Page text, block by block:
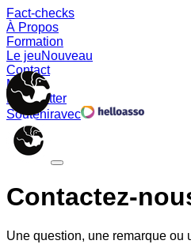
Fact-checks
À Propos
Formation
Le jeuNouveau
Contact
Memes
Newsletter
Souteniravec
Contactez-
Une question, une remarque ou